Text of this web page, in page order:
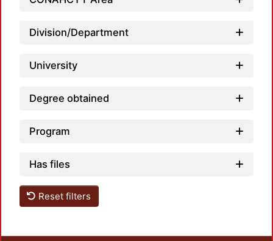
Division/Department
University
Degree obtained
Program
Has files
Reset filters